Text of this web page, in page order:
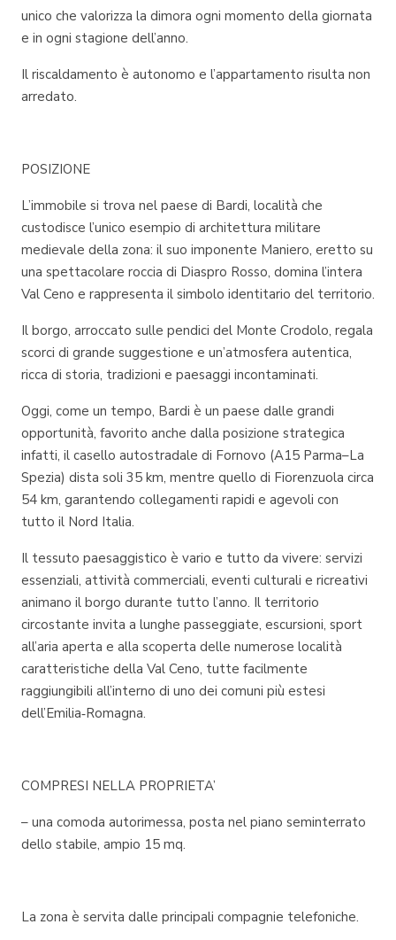
unico che valorizza la dimora ogni momento della giornata
e in ogni stagione dell’anno.
Il riscaldamento è autonomo e l’appartamento risulta non
arredato.
POSIZIONE
L’immobile si trova nel paese di Bardi, località che
custodisce l’unico esempio di architettura militare
medievale della zona: il suo imponente Maniero, eretto su
una spettacolare roccia di Diaspro Rosso, domina l’intera
Val Ceno e rappresenta il simbolo identitario del territorio.
Il borgo, arroccato sulle pendici del Monte Crodolo, regala
scorci di grande suggestione e un’atmosfera autentica,
ricca di storia, tradizioni e paesaggi incontaminati.
Oggi, come un tempo, Bardi è un paese dalle grandi
opportunità, favorito anche dalla posizione strategica
infatti, il casello autostradale di Fornovo (A15 Parma–La
Spezia) dista soli 35 km, mentre quello di Fiorenzuola circa
54 km, garantendo collegamenti rapidi e agevoli con
tutto il Nord Italia.
Il tessuto paesaggistico è vario e tutto da vivere: servizi
essenziali, attività commerciali, eventi culturali e ricreativi
animano il borgo durante tutto l’anno. Il territorio
circostante invita a lunghe passeggiate, escursioni, sport
all’aria aperta e alla scoperta delle numerose località
caratteristiche della Val Ceno, tutte facilmente
raggiungibili all’interno di uno dei comuni più estesi
dell’Emilia‑Romagna.
COMPRESI NELLA PROPRIETA’
– una comoda autorimessa, posta nel piano seminterrato
dello stabile, ampio 15 mq.
La zona è servita dalle principali compagnie telefoniche.